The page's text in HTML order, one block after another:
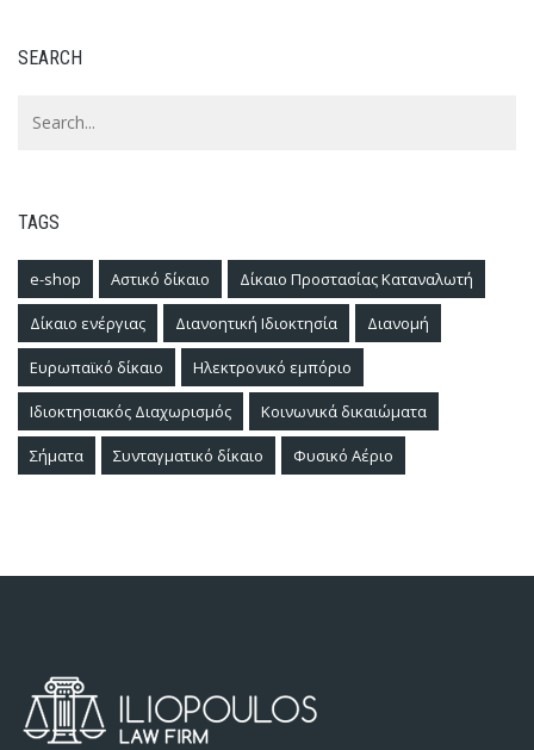
SEARCH
TAGS
e-shop Αστικό δίκαιο Δίκαιο Προστασίας Καταναλωτή
Δίκαιο ενέργιας Διανοητική Ιδιοκτησία Διανομή
Ευρωπαϊκό δίκαιο Ηλεκτρονικό εμπόριο
Ιδιοκτησιακός Διαχωρισμός Κοινωνικά δικαιώματα
Σήματα Συνταγματικό δίκαιο Φυσικό Αέριο